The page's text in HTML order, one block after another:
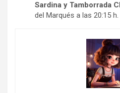
Sardina y Tamborrada
del Marqués a las 20:15 h.